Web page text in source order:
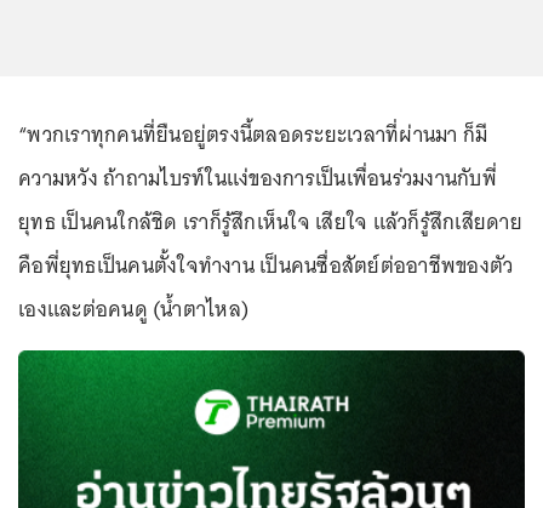
“พวกเราทุกคนที่ยืนอยู่ตรงนี้ตลอดระยะเวลาที่ผ่านมา ก็มี
ความหวัง ถ้าถามไบรท์ในแง่ของการเป็นเพื่อนร่วมงานกับพี่
ยุทธ เป็นคนใกล้ชิด เราก็รู้สึกเห็นใจ เสียใจ แล้วก็รู้สึกเสียดาย
คือพี่ยุทธเป็นคนตั้งใจทำงาน เป็นคนซื่อสัตย์ต่ออาชีพของตัว
เองและต่อคนดู (น้ำตาไหล)